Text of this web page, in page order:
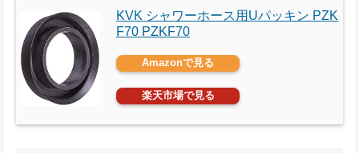
KVK シャワーホース用Uパッキン PZK
F70 PZKF70
Amazonで見る
楽天市場で見る